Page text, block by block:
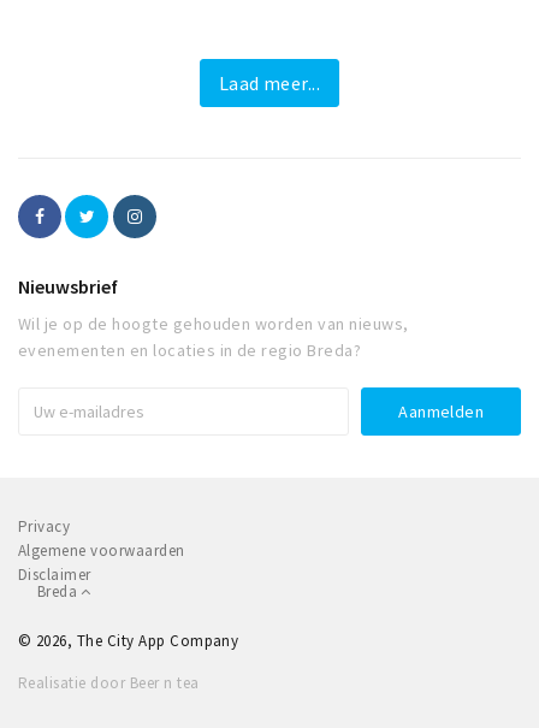
Laad meer...
Nieuwsbrief
Wil je op de hoogte gehouden worden van nieuws,
evenementen en locaties in de regio Breda?
Privacy
Algemene voorwaarden
Disclaimer
Breda
© 2026, The City App Company
Realisatie door Beer n tea